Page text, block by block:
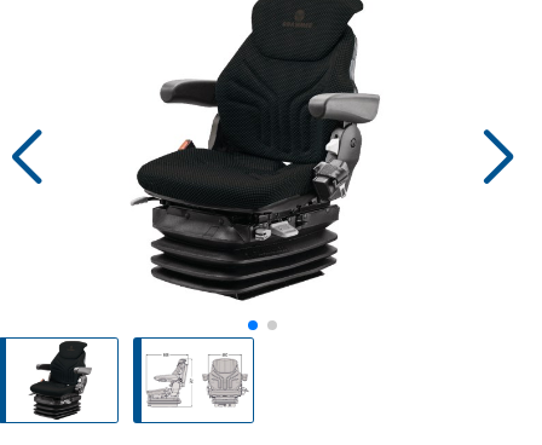
erfolgt 3-stuﬁg über eine Rastmechanik.